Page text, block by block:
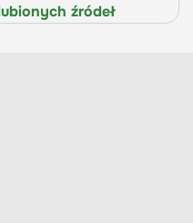
źródeł